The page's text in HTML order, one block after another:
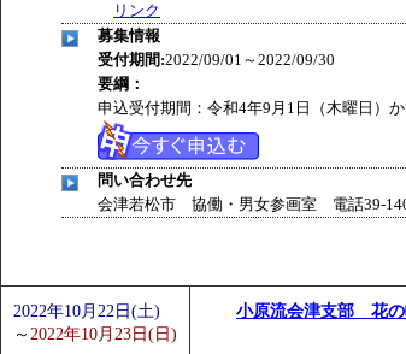
リンク
募集情報
受付期間:2022/09/01～2022/09/30
要綱：
申込受付期間：令和4年9月1日（木曜日）
問い合わせ先
会津若松市 協働・男女参画室 電話39-
2022年10月22日(土)
～ 2022年10月23日(日)
小原流会津支部 花の